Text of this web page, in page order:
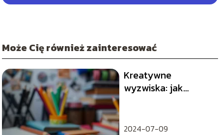
Może Cię również zainteresować
Kreatywne
wyzwiska: jak
2024-07-09